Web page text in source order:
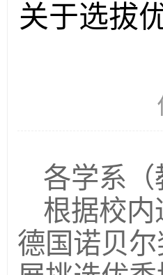
关于选拔
各学系（
根据校内
德国诺贝